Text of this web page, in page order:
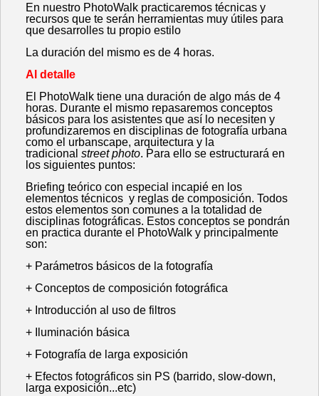
En nuestro PhotoWalk practicaremos técnicas y
recursos que te serán herramientas muy útiles para
que desarrolles tu propio estilo
La duración del mismo es de 4 horas.
Al detalle
El PhotoWalk tiene una duración de algo más de 4
horas. Durante el mismo repasaremos conceptos
básicos para los asistentes que así lo necesiten y
profundizaremos en disciplinas de fotografía urbana
como el urbanscape, arquitectura y la
tradicional street photo. Para ello se estructurará en
los siguientes puntos:
Briefing teórico con especial incapié en los
elementos técnicos y reglas de composición. Todos
estos elementos son comunes a la totalidad de
disciplinas fotográficas. Estos conceptos se pondrán
en practica durante el PhotoWalk y principalmente
son:
+ Parámetros básicos de la fotografía
+ Conceptos de composición fotográfica
+ Introducción al uso de filtros
+ Iluminación básica
+ Fotografía de larga exposición
+ Efectos fotográficos sin PS (barrido, slow-down,
larga exposición...etc)